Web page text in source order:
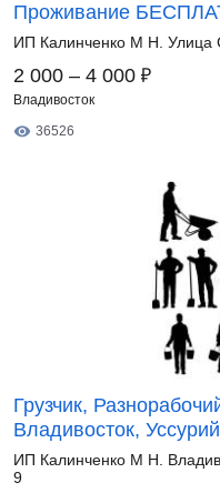
Проживание
ИП Калинченко М Н. Улица
2 000 – 4 000 ₽
Владивосток
36526
Грузчик,
Владивосток,
ИП Калинченко М Н.
9